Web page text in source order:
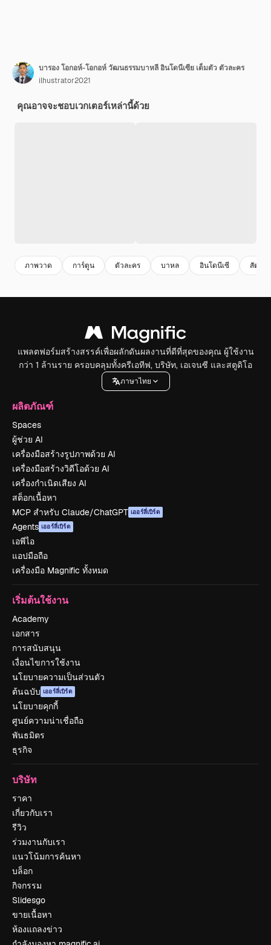
บารอง โอกอห์-โอกอห์ วัฒนธรรมบาหลี อินโดนีเซีย เต็มตัว ตัวละคร
ilhustrator2021
คุณอาจจะชอบเวกเตอร์เหล่านี้ด้วย
ภาพวาด การ์ตูน ตัวละคร บาหล อินโดนีเซี สัตว์ป
แพลตฟอร์มสร้างสรรค์เพื่อผลักดันผลงานที่ดีที่สุดของคุณ ผู้ใช้งาน
กว่า 1 ล้านราย ครอบคลุมทั้งครีเอทีฟ, บริษัท, เอเจนซี และสตูดิโอ
ภาษาไทย
ผลิตภัณฑ์
Spaces
ผู้ช่วย AI
เครื่องมือสร้างรูปภาพด้วย AI
เครื่องมือสร้างวิดีโอด้วย AI
เครื่องกำเนิดเสียง AI
สต็อกเนื้อหา
MCP สำหรับ Claude/ChatGPT เออร์ลี่เบิร์ด
Agents เออร์ลี่เบิร์ด
เอพีไอ
แอปมือถือ
เครื่องมือ Magnific ทั้งหมด
เริ่มต้นใช้งาน
Academy
เอกสาร
การสนับสนุน
เงื่อนไขการใช้งาน
นโยบายความเป็นส่วนตัว
ต้นฉบับ เออร์ลี่เบิร์ด
นโยบายคุกกี้
ศูนย์ความน่าเชื่อถือ
พันธมิตร
ธุรกิจ
บริษัท
ราคา
เกี่ยวกับเรา
รีวิว
ร่วมงานกับเรา
แนวโน้มการค้นหา
บล็อก
กิจกรรม
Slidesgo
ขายเนื้อหา
ห้องแถลงข่าว